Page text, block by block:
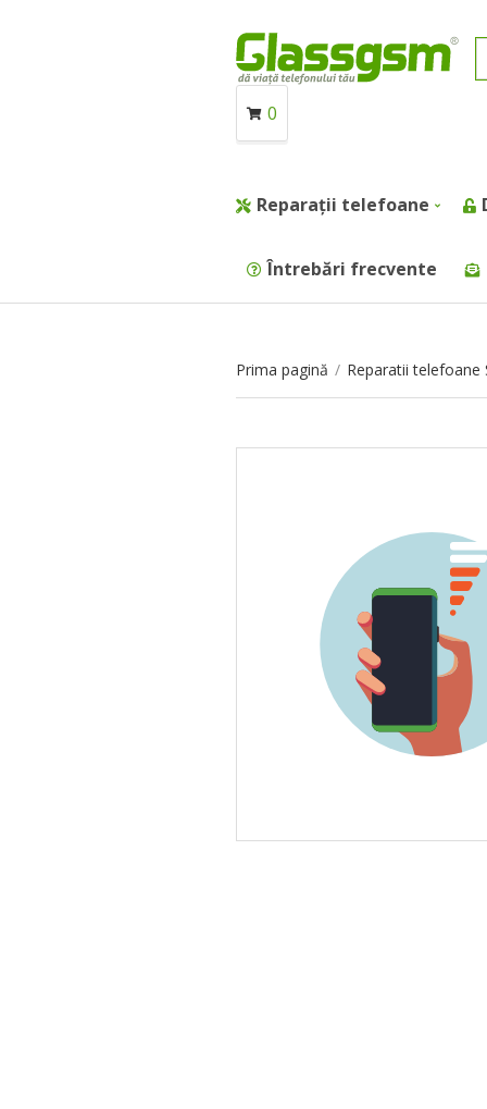
0
Reparații telefoane
Întrebări frecvente
Prima pagină / Reparatii telefoane